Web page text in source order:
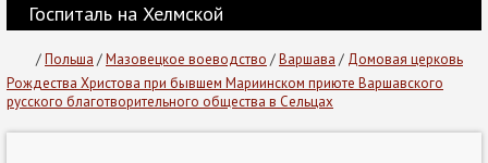
Госпиталь на Хелмской
/Польша /Мазовецкое воеводство /Варшава / Домовая церковь
Рождества Христова при бывшем Мариинском приюте Варшавского
русского благотворительного общества в Сельцах